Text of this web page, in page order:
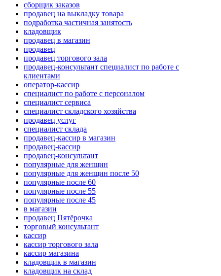
сборщик заказов
продавец на выкладку товара
подработка частичная занятость
кладовщик
продавец в магазин
продавец
продавец торгового зала
продавец-консультант специалист по работе с
клиентами
оператор-кассир
специалист по работе с персоналом
специалист сервиса
специалист складского хозяйства
продавец услуг
специалист склада
продавец-кассир в магазин
продавец-кассир
продавец-консультант
популярные для женщин
популярные для женщин после 50
популярные после 60
популярные после 55
популярные после 45
в магазин
продавец Пятёрочка
торговый консультант
кассир
кассир торгового зала
кассир магазина
кладовщик в магазин
кладовщик на склад